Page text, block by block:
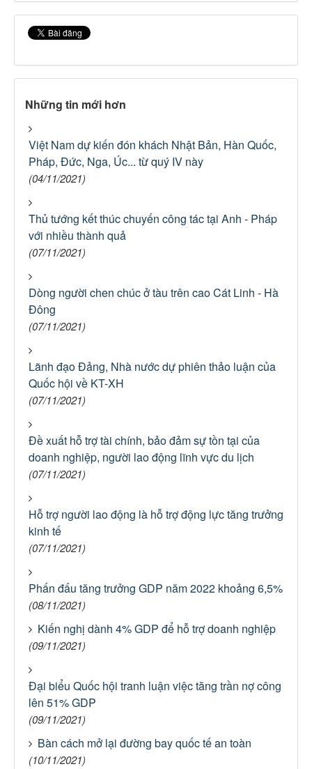
Những tin mới hơn
Việt Nam dự kiến đón khách Nhật Bản, Hàn Quốc,
Pháp, Đức, Nga, Úc... từ quý IV này
(04/11/2021)
Thủ tướng kết thúc chuyến công tác tại Anh - Pháp
với nhiều thành quả
(07/11/2021)
Dòng người chen chúc ở tàu trên cao Cát Linh - Hà
Đông
(07/11/2021)
Lãnh đạo Đảng, Nhà nước dự phiên thảo luận của
Quốc hội về KT-XH
(07/11/2021)
Đề xuất hỗ trợ tài chính, bảo đảm sự tồn tại của
doanh nghiệp, người lao động lĩnh vực du lịch
(07/11/2021)
Hỗ trợ người lao động là hỗ trợ động lực tăng trưởng
kinh tế
(07/11/2021)
Phấn đấu tăng trưởng GDP năm 2022 khoảng 6,5%
(08/11/2021)
Kiến nghị dành 4% GDP để hỗ trợ doanh nghiệp
(09/11/2021)
Đại biểu Quốc hội tranh luận việc tăng trần nợ công
lên 51% GDP
(09/11/2021)
Bàn cách mở lại đường bay quốc tế an toàn
(10/11/2021)